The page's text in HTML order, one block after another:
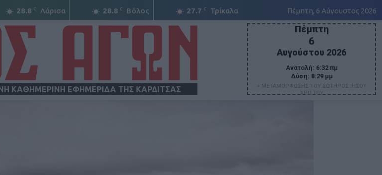
28.8 C Λάρισα 28.8 C Βόλος 27.7 C Τρίκαλα Πέμπτη, 6 Αύγουστος 2026
ΚΑΘΗΜΕΡΙΝΗ ΕΦΗΜΕΡΙΔΑ ΤΗΣ ΚΑΡΔΙΤΣΑΣ
Πέμπτη
6
Αυγούστου 2026
Ανατολή: 6:32 πμ
Δύση: 8:29 μμ
+ ΜΕΤΑΜΟΡΦΩΣΗΣ ΤΟΥ ΣΩΤΗΡΟΣ ΙΗΣΟΥ
ΧΡΙΣΤΟΥ